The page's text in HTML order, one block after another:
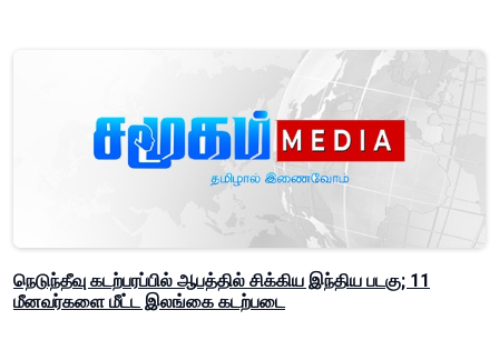
நெடுந்தீவு கடற்பரப்பில் ஆபத்தில் சிக்கிய இந்திய படகு; 11
மீனவர்களை மீட்ட இலங்கை கடற்படை